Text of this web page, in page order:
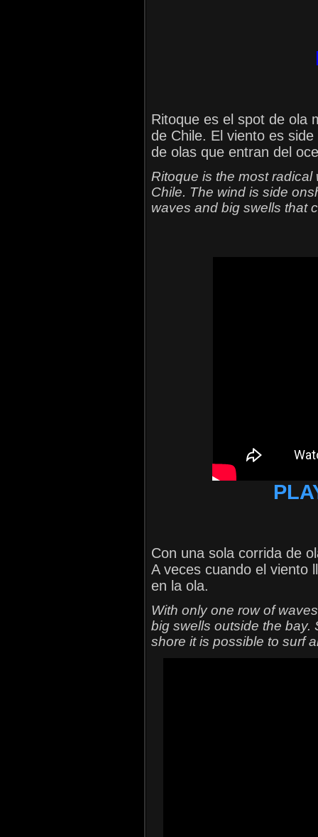
Ritoque es el spot de ola
de Chile. El viento es
de olas que entran del
Ritoque is the most radical
Chile. The wind is side
waves and big swells that
Con una sola corrida de
A veces cuando el viento
en la ola.
With only one row of
big swells outside the bay.
shore it is possible to surf